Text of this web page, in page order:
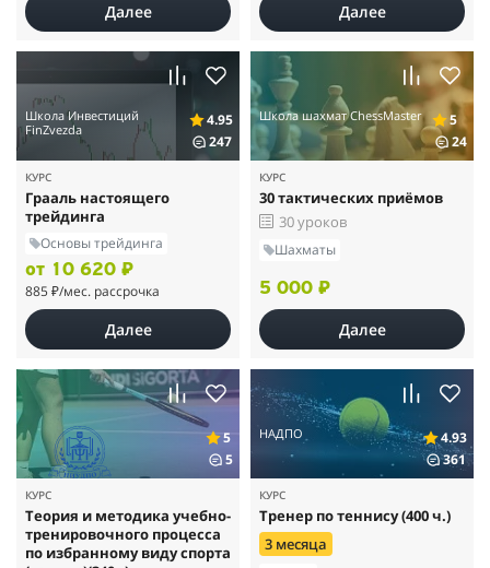
Далее Далее
Школа Инвестиций
FinZvezda
4.95
247
КУРС
Грааль настоящего
трейдинга
Основы трейдинга
от 10 620 ₽
885 ₽/мес. рассрочка
Далее
Школа шахмат ChessMaster
5
24
КУРС
30 тактических приёмов
30 уроков
Шахматы
5 000 ₽
Далее
5
5
КУРС
Теория и методика учебно-
тренировочного процесса
по избранному виду спорта
НАДПО
4.93
361
КУРС
Тренер по теннису (400 ч.)
3 месяца